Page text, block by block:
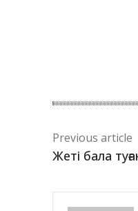
Previous article
Жеті бала